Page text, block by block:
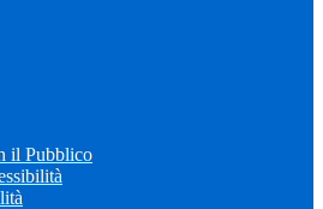
il Pubblico